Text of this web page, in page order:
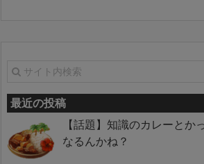
最近の投稿
【話題】知識のカレーとか
なるんかね？